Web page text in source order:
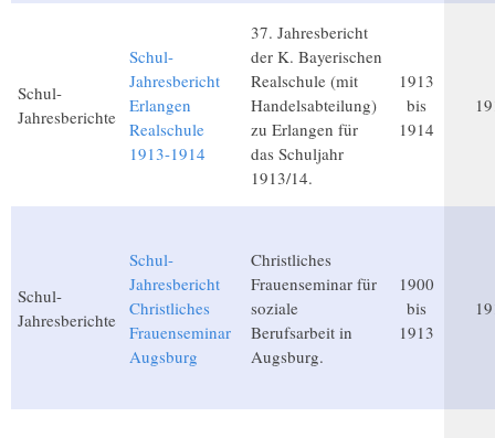
Schul-
Jahresberichte
Schul-
Jahresbericht
Erlangen
Realschule
1913-1914
37. Jahresbericht
der K. Bayerischen
Realschule (mit
Handelsabteilung)
zu Erlangen für
das Schuljahr
1913/14.
1913
bis
1914
Schul-
Jahresberichte
Schul-
Jahresbericht
Christliches
Frauenseminar
Augsburg
Christliches
Frauenseminar für
soziale
Berufsarbeit in
Augsburg.
1900
bis
1913